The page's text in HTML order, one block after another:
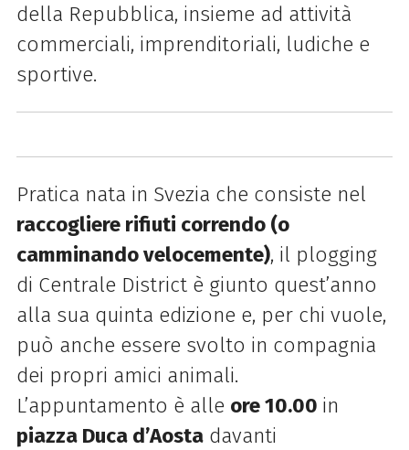
della Repubblica, insieme ad attività
commerciali, imprenditoriali, ludiche e
sportive.
Pratica nata in Svezia che consiste nel
raccogliere rifiuti correndo (o
camminando velocemente), il plogging
di Centrale District è giunto quest’anno
alla sua quinta edizione e, per chi vuole,
può anche essere svolto in compagnia
dei propri amici animali.
L’appuntamento è alle ore 10.00 in
piazza Duca d’Aostadavanti